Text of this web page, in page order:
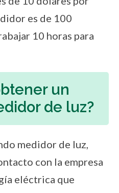
es de 100
10 horas para
un
de luz?
medidor de luz,
con la empresa
eléctrica que